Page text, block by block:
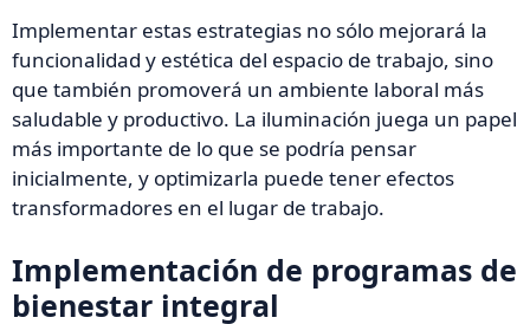
Implementar estas estrategias no sólo mejorará la
funcionalidad y estética del espacio de trabajo, sino
que también promoverá un ambiente laboral más
saludable y productivo. La iluminación juega un papel
más importante de lo que se podría pensar
inicialmente, y optimizarla puede tener efectos
transformadores en el lugar de trabajo.
Implementación de programas de
bienestar integral